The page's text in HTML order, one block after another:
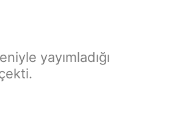
yayımladığı